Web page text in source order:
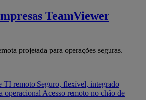
TeamViewer
projetada para operações seguras.
TI remoto Seguro, flexível, integrado
operacional Acesso remoto no chão de